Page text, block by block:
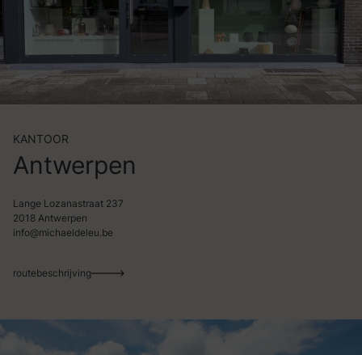
KANTOOR
Antwerpen
Lange Lozanastraat 237
2018 Antwerpen
info@michaeldeleu.be
routebeschrijving